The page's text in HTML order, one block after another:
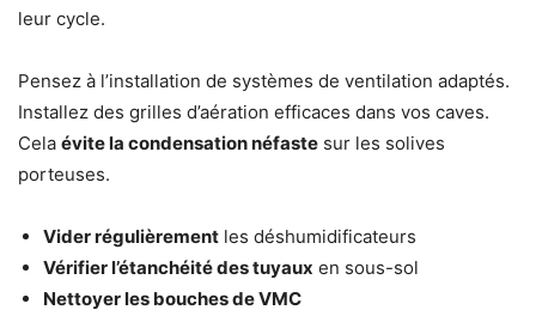
leur cycle.
Pensez à l’installation de systèmes de ventilation adaptés.
Installez des grilles d’aération efficaces dans vos caves.
Cela évite la condensation néfaste sur les solives
porteuses.
Vider régulièrement les déshumidificateurs
Vérifier l’étanchéité des tuyaux en sous-sol
Nettoyer les bouches de VMC